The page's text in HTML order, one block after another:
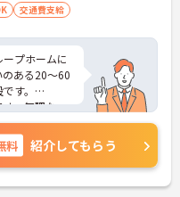
交通費支給
プホームに
ある20～60
す。
。無理な
務いただけ
。働きやす
務いただけ
など、さら
料 紹介してもらう